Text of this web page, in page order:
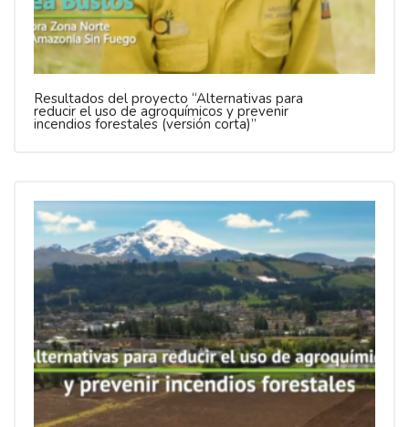
Resultados del proyecto “Alternativas para
reducir el uso de agroquímicos y prevenir
incendios forestales (versión corta)”